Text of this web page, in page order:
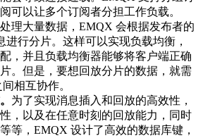
可以让多个订阅者分担工作负载。
理大量数据，EMQX 会根据发布者的
进行分片。这样可以实现负载均衡，
，并且负载均衡器能够将客户端正确
。但是，要想回放分片的数据，就需
相互协作。
为了实现消息插入和回放的高效性，
，以及在任意时刻的回放能力，同时
等，EMQX 设计了高效的数据库键，